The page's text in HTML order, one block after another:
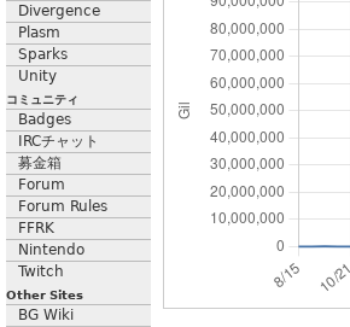
Divergence
Plasm
Sparks
Unity
コミュニティ
Badges
IRCチャット
募金箱
Forum
Forum Rules
FFRK
Nintendo
Twitch
Other Sites
BG Wiki